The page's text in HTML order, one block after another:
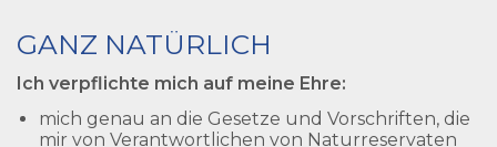
GANZ NATÜRLICH
Ich verpflichte mich auf meine Ehre:
mich genau an die Gesetze und Vorschriften, die
mir von Verantwortlichen von Naturreservaten